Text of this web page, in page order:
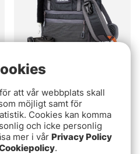
Chest Pack
999 kr
Slutsåld
att vår webbplats skall
möjligt samt för
Cookies kan komma
och icke personlig
mer i vår Privacy Policy
.